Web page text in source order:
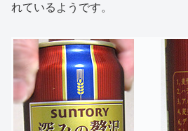
れているようです。